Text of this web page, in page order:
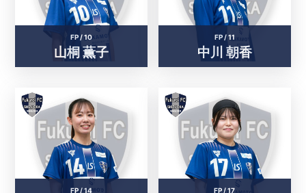
FP /10
山桐 薫子
FP /11
中川 朝香
FP /14 FP /17